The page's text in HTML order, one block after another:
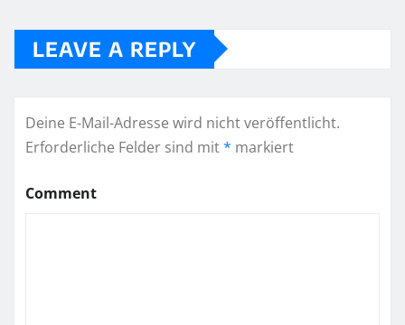
LEAVE A REPLY
Deine E-Mail-Adresse wird nicht veröffentlicht.
Erforderliche Felder sind mit* markiert
Comment